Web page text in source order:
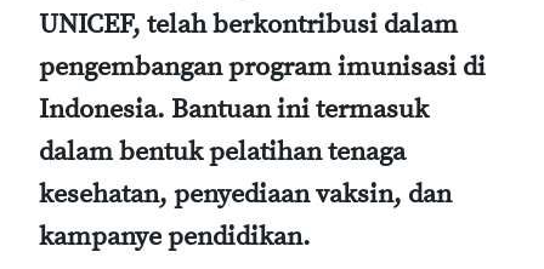
UNICEF, telah berkontribusi dalam
pengembangan program imunisasi di
Indonesia. Bantuan ini termasuk
dalam bentuk pelatihan tenaga
kesehatan, penyediaan vaksin, dan
kampanye pendidikan.